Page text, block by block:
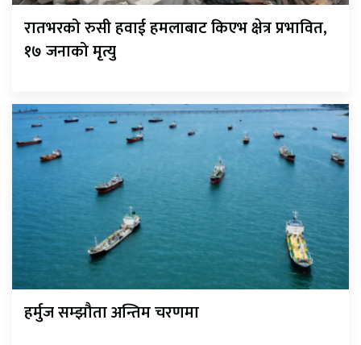
रातभरको रुसी हवाई हमलाबाट किएभ क्षेत्र प्रभावित,
१७ जनाको मृत्यु
हर्मुज सम्झौता अन्तिम चरणमा